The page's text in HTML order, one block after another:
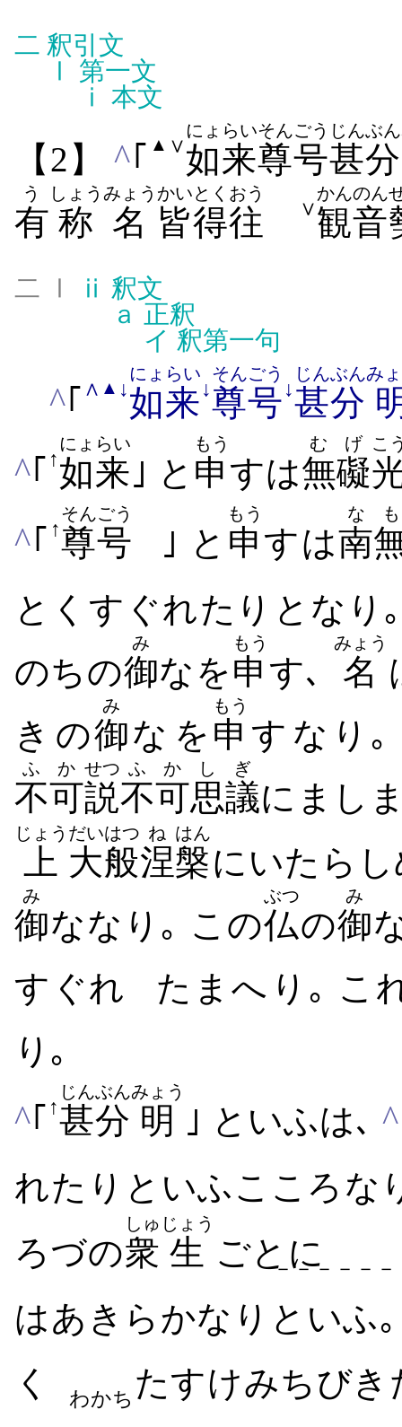
二 釈引文
Ⅰ
第一文
ⅰ
本文
【2】 ^｢ ▲ ∨如来
にょらい
尊号
そんごう
甚
じん
分
ぶん
有
う
称名
しょうみょう
皆
かい
得往
とくおう
∨観音
かんのん
二 Ⅰ ⅱ 釈文
ａ 正釈
イ 釈第一句
^｢ ∧ ▲ ↓如来
にょらい
↓尊号
そんごう
↓甚
じん
分
ぶんみ
^｢ ↑如来
にょらい
｣ と 申
もう
す​は無礙
むげ こ
^｢ ↑尊
そん
号
ごう
｣ と 申
もう
す​は南
なも
とく​すぐれ​たり​となり
のち​の御
み
な​を申
もう
す､ 名
みょう
き​の御
み
な​を 申
もう
す​なり｡
不可
ふか
説
せつ
不可
ふか
思議
しぎ
に​まし
上
じょう
大
だい
般
はつ
涅
ね
槃
はん
に​いたら​
御
み
ななり｡ この仏
ぶつ
の御
み
すぐれ
たまへ​り｡ こ
り｡
^｢ ↑甚
じん
分
ぶん
明
みょう
｣ といふは､ ^
れ​たり​といふ​こころ​な
ろづ​の衆
しゅ
生
じょう
ごとに－－－－－－
は​あきらかなり​といふ
く​わかち たすけ​みちび